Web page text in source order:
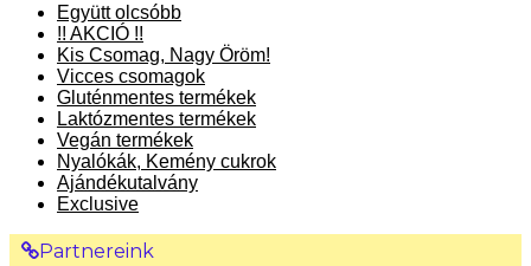
Együtt olcsóbb
!! AKCIÓ !!
Kis Csomag, Nagy Öröm!
Vicces csomagok
Gluténmentes termékek
Laktózmentes termékek
Vegán termékek
Nyalókák, Kemény cukrok
Ajándékutalvány
Exclusive
Partnereink